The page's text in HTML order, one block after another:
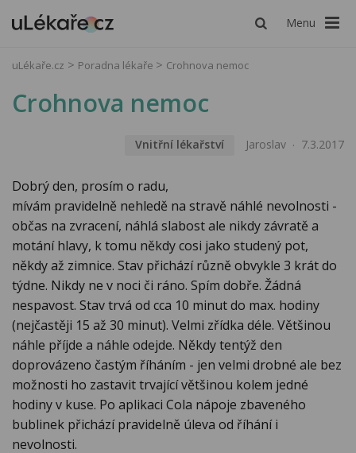
Menu
uLékaře.cz Poradna lékaře Crohnova nemoc
Crohnova nemoc
Vnitřní lékařství Jaroslav 7.3.2017
Dobrý den, prosím o radu,
mívám pravidelně nehledě na stravě náhlé nevolnosti -
občas na zvracení, náhlá slabost ale nikdy závratě a
motání hlavy, k tomu někdy cosi jako studený pot,
někdy až zimnice. Stav přichází různě obvykle 3 krát do
týdne. Nikdy ne v noci či ráno. Spím dobře. Žádná
nespavost. Stav trvá od cca 10 minut do max. hodiny
(nejčastěji 15 až 30 minut). Velmi zřídka déle. Většinou
náhle příjde a náhle odejde. Někdy tentýž den
doprovázeno častým říháním - jen velmi drobné ale bez
možnosti ho zastavit trvající většinou kolem jedné
hodiny v kuse. Po aplikaci Cola nápoje zbaveného
bublinek přichází pravidelně úleva od říhání i
nevolnosti.